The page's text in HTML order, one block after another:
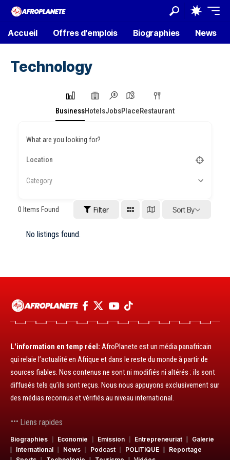
Accueil Offres d’emplois Biographies News
Technology
BusinessHotelsJobsPlaceRestaurant
What are you looking for?
Category
0 Items Found Filter Sort By
No listings found.
L'information en temp réel: AfroPlanete est un média panafricain
qui relaie l’actualité en Afrique et dans le reste du monde à partir de
sources fiables. Nos contenus ne sont ni modifiés ni altérés : ils sont
diffusés tels qu’ils sont reçus. Nous nous appuyons exclusivement sur
des médias reconnus et vérifiés au niveau international.
Liens rapides
Biographies Economie Emission Entrepreneuriat
Galerie
International
News Podcast POLITIQUE
Reportage